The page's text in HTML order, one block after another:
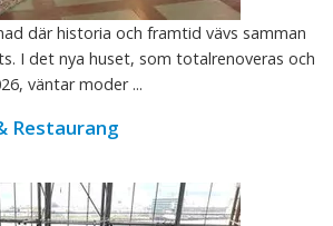
där historia och framtid vävs samman
I det nya huset, som totalrenoveras och
väntar moder ...
Restaurang